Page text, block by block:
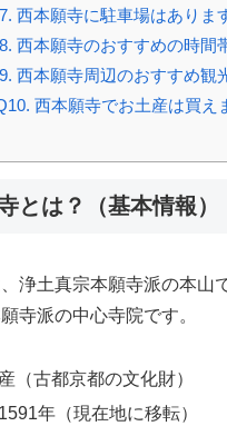
西本願寺に駐車場はありま
西本願寺のおすすめの時間
西本願寺周辺のおすすめ観
西本願寺でお土産は買え
とは？（基本情報）
浄土真宗本願寺派の本山
寺派の中心寺院です。
（古都京都の文化財）
年（現在地に移転）